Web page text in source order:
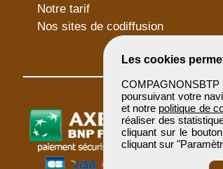
Les cookies
poursuivant votre
et notre politique de
réaliser des
cliquant sur le
cliquant sur
Notre tarif
Nos sites de codiffusion